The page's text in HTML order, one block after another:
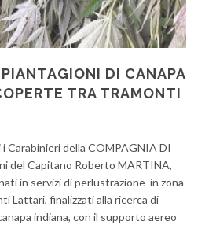
DI CANAPA
TRA TRAMONTI
Carabinieri della COMPAGNIA DI
del Capitano Roberto MARTINA,
in servizi di perlustrazione in zona
Lattari, finalizzati alla ricerca di
indiana, con il supporto aereo